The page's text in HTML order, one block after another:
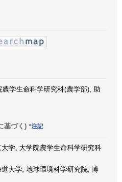
学生命科学研究科(農学部), 助
基づく) *注記
学, 大学院農学生命科学研究科
大学, 地球環境科学研究院, 博